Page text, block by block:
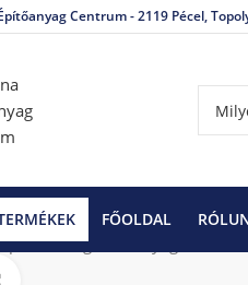
Centrum - 2119 Pécel,
FŐOLDAL
Hőszigetelő anyagok